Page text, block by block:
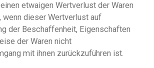
etwaigen Wertverlust der Waren
wenn dieser Wertverlust auf
der Beschaffenheit, Eigenschaften
der Waren nicht
mit ihnen zurückzuführen ist.